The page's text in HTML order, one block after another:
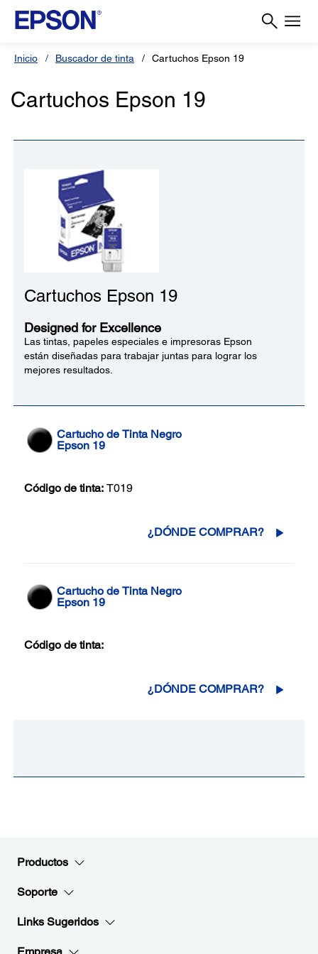
Inicio Buscador de tinta Cartuchos Epson 19
Cartuchos Epson 19
Cartuchos Epson 19
Designed for Excellence
Las tintas, papeles especiales e impresoras Epson
están diseñadas para trabajar juntas para lograr los
mejores resultados.
Cartucho de Tinta Negro
Epson 19
Código de tinta: T019
¿DÓNDE COMPRAR?
Cartucho de Tinta Negro
Epson 19
Código de tinta:
¿DÓNDE COMPRAR?
Productos
Soporte
Links Sugeridos